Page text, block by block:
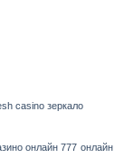
casino зеркало
онлайн 777 онлайн